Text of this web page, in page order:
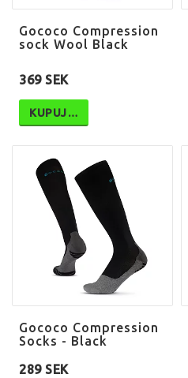
Gococo Compression
sock Wool Black
369 SEK
KUPUJ…
Gococo Compression
Socks - Black
289 SEK